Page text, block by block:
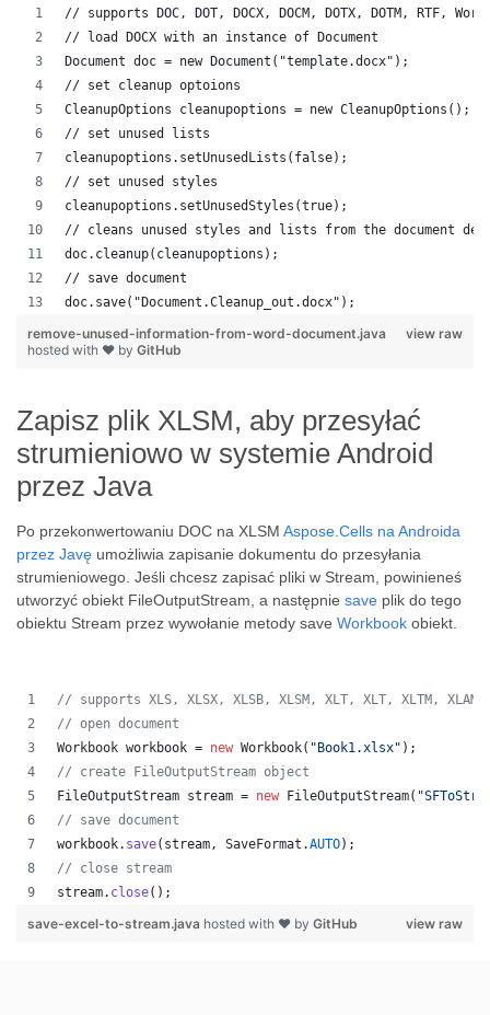
// supports DOC, DOT, DOCX, DOCM, DOTX, DOTM, RTF,
// load DOCX with an instance of Document
Document doc = new Document("template.docx");
// set cleanup optoions
CleanupOptions cleanupoptions = new CleanupOptions();
// set unused lists
cleanupoptions.setUnusedLists(false);
// set unused styles
cleanupoptions.setUnusedStyles(true);
// cleans unused styles and lists from the document
doc.cleanup(cleanupoptions);
// save document
doc.save("Document.Cleanup_out.docx");
view raw
remove-unused-information-from-word-document.java
hosted with ❤ by GitHub
Zapisz plik XLSM, aby przesyłać
strumieniowo w systemie Android
przez Java
Po przekonwertowaniu DOC na XLSM Aspose.Cells na Androida
przez Javę umożliwia zapisanie dokumentu do przesyłania
strumieniowego. Jeśli chcesz zapisać pliki w Stream, powinieneś
utworzyć obiekt FileOutputStream, a następnie save plik do tego
obiektu Stream przez wywołanie metody save Workbook obiekt.
// supports XLS, XLSX, XLSB, XLSM, XLT, XLT, XLTM,
// open document
Workbook workbook = new Workbook( "Book1.xlsx" );
// create FileOutputStream object
FileOutputStream stream = new FileOutputStream(
// save document
workbook. save( stream, SaveFormat .AUTO);
// close stream
stream. close();
view raw
save-excel-to-stream.java hosted with ❤ by GitHub